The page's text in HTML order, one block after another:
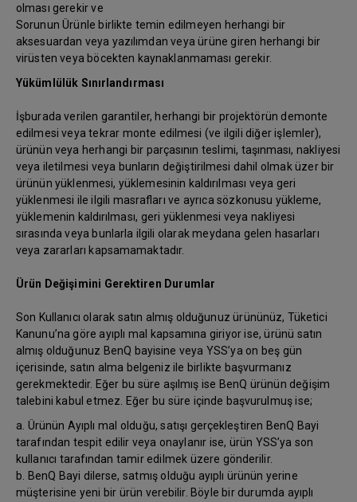
olması gerekir ve
Sorunun Ürünle birlikte temin edilmeyen herhangi bir
aksesuardan veya yazılımdan veya ürüne giren herhangi bir
virüsten veya böcekten kaynaklanmaması gerekir.
Yükümlülük Sınırlandırması
İşburada verilen garantiler, herhangi bir projektörün demonte
edilmesi veya tekrar monte edilmesi (ve ilgili diğer işlemler),
ürünün veya herhangi bir parçasının teslimi, taşınması, nakliyesi
veya iletilmesi veya bunların değiştirilmesi dahil olmak üzer bir
ürünün yüklenmesi, yüklemesinin kaldırılması veya geri
yüklenmesi ile ilgili masrafları ve ayrıca sözkonusu yükleme,
yüklemenin kaldırılması, geri yüklenmesi veya nakliyesi
sırasında veya bunlarla ilgili olarak meydana gelen hasarları
veya zararları kapsamamaktadır.
Ürün Değişimini Gerektiren Durumlar
Son Kullanıcı olarak satın almış olduğunuz ürününüz, Tüketici
Kanunu’na göre ayıplı mal kapsamına giriyor ise, ürünü satın
almış olduğunuz BenQ bayisine veya YSS’ya on beş gün
içerisinde, satın alma belgeniz ile birlikte başvurmanız
gerekmektedir. Eğer bu süre aşılmış ise BenQ ürünün değişim
talebini kabul etmez. Eğer bu süre içinde başvurulmuş ise;
a. Ürünün Ayıplı mal olduğu, satışı gerçekleştiren BenQ Bayi
tarafından tespit edilir veya onaylanır ise, ürün YSS’ya son
kullanıcı tarafından tamir edilmek üzere gönderilir.
b. BenQ Bayi dilerse, satmış olduğu ayıplı ürünün yerine
müşterisine yeni bir ürün verebilir. Böyle bir durumda ayıplı